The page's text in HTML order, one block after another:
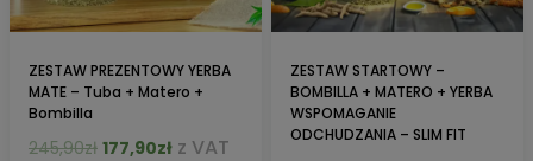
ZESTAW PREZENTOWY YERBA
MATE – Tuba + Matero +
Bombilla
245,90zł Pierwotna
177,90złAktualna
z VAT
ZESTAW STARTOWY –
BOMBILLA + MATERO + YERBA
WSPOMAGANIE
ODCHUDZANIA – SLIM FIT